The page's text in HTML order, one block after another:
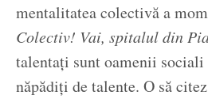
mentalitatea colectivă a
Colectiv! Vai, spitalul din
talentați sunt oamenii sociali
năpădiți de talente. O să